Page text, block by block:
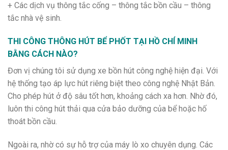
+ Các dịch vụ thông tắc cống – thông tắc bồn cầu – thông
tắc nhà vệ sinh.
THI CÔNG THÔNG HÚT BỂ PHỐT TẠI HỒ CHÍ MINH
BẰNG CÁCH NÀO?
Đơn vị chúng tôi sử dụng xe bồn hút công nghệ hiện đại. Với
hệ thống tạo áp lực hút riêng biệt theo công nghệ Nhật Bản.
Cho phép hút ở độ sâu tốt hơn, khoảng cách xa hơn. Nhờ đó,
luôn thi công hút thải qua cửa bảo dưỡng của bể hoặc hố
thoát bồn cầu.
Ngoài ra, nhờ có sự hỗ trợ của máy lò xo chuyên dụng. Các